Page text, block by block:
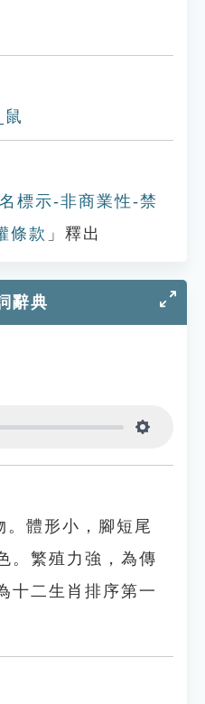
標示-非商業性-禁
條款 」釋出
辭典
。體形小，腳短尾
。繁殖力強，為傳
十二生肖排序第一